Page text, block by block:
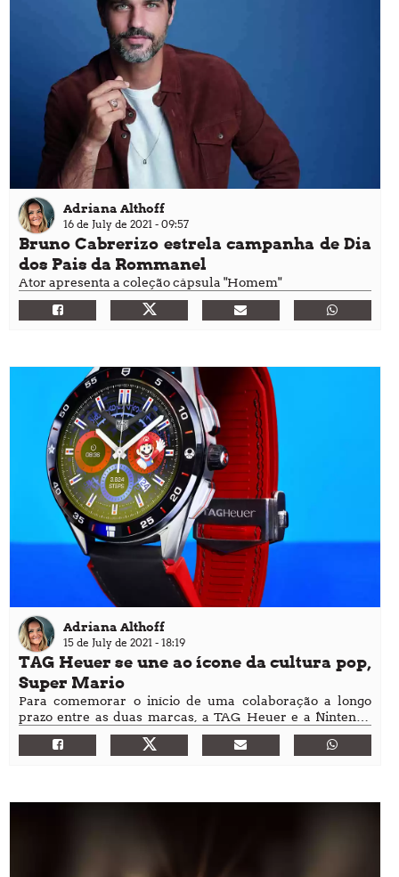
Adriana Althoff
16 de July de 2021 - 09:57
Bruno Cabrerizo estrela campanha de Dia
dos Pais da Rommanel
Ator apresenta a coleção cápsula "Homem"
Adriana Althoff
15 de July de 2021 - 18:19
TAG Heuer se une ao ícone da cultura pop,
Super Mario
Para comemorar o início de uma colaboração a longo
prazo entre as duas marcas, a TAG Heuer e a Nintendo
criaram um relógio de edição limitada com o personagem
mais famoso da Nintendo: o enérgico herói do Reino dos